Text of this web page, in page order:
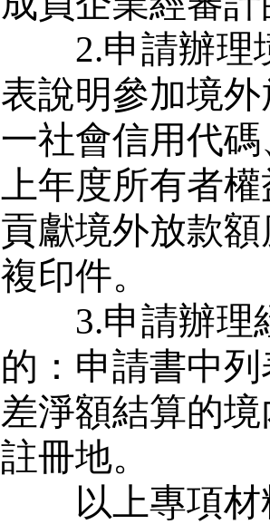
2.申請辦理
表說明參加境
一社會信用代
上年度所有者
貢獻境外放款
複印件。
3.申請辦理
的：申請書中
差淨額結算的
註冊地。
以上專項